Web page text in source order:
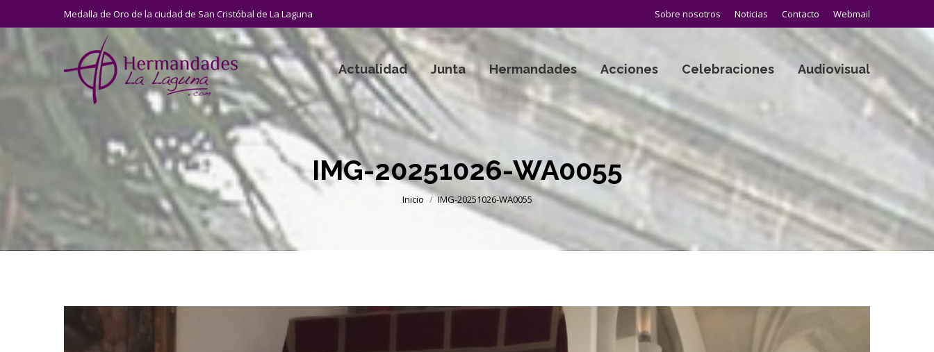
Medalla de Oro de la ciudad de San Cristóbal de La Laguna Sobre nosotros Noticias Contacto Webmail
Actualidad Junta Hermandades Acciones Celebraciones Audiovisual
IMG-20251026-WA0055
Estás aquí:
Inicio IMG-20251026-WA0055